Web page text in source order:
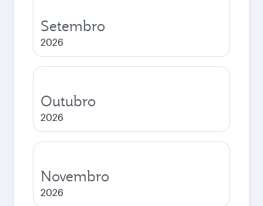
Setembro
2026
Outubro
2026
Novembro
2026